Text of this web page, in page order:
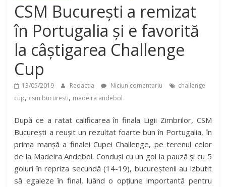
CSM București a remizat
în Portugalia și e favorită
la câștigarea Challenge
Cup
13/05/2019 Redactia Niciun comentariu
challenge
cup, csm bucuresti, madeira andebol
După ce a ratat calificarea în finala Ligii Zimbrilor, CSM
București a reușit un rezultat foarte bun în Portugalia, în
prima manșă a finalei Cupei Challenge, pe terenul celor
de la Madeira Andebol. Conduși cu un gol la pauză și cu 5
goluri în repriza secundă (14-19), bucureștenii au izbutit
să egaleze în final, luând o opțiune importantă pentru